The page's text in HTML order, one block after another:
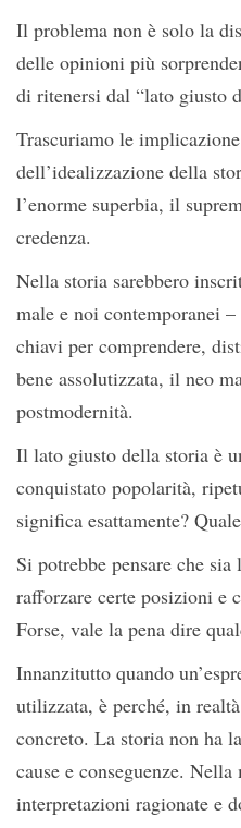
Il problema non è solo la
delle opinioni più
di ritenersi dal “lato giusto
Trascuriamo le
dell’idealizzazione della
l’enorme superbia, il
credenza.
Nella storia sarebbero
male e noi contemporanei
chiavi per comprendere,
bene assolutizzata, il neo
postmodernità.
Il lato giusto della storia è
conquistato popolarità,
significa esattamente?
Si potrebbe pensare che sia
rafforzare certe posizioni e
Forse, vale la pena dire
Innanzitutto quando
utilizzata, è perché, in
concreto. La storia non ha
cause e conseguenze.
interpretazioni ragionate e